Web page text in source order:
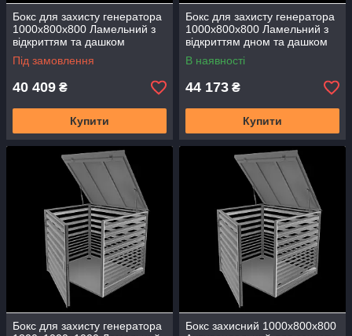
Бокс для захисту генератора
1000х800х800 Ламельний з
відкриттям та дашком
Антивандальний БГЛ-00
Під замовлення
40 409 ₴
Купити
Бокс для захисту генератора
1000х800х800 Ламельний з
відкриттям дном та дашком
Антивандальний БГЛдв-02
В наявності
44 173 ₴
Купити
Бокс для захисту генератора
Бокс захисний 1000х800х800